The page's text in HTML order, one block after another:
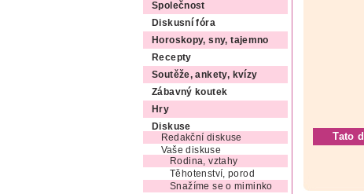
Společnost
Diskusní fóra
Horoskopy, sny, tajemno
Recepty
Soutěže, ankety, kvízy
Zábavný koutek
Hry
Diskuse
Redakční diskuse
Vaše diskuse
Rodina, vztahy
Těhotenství, porod
Snažíme se o miminko
Tato